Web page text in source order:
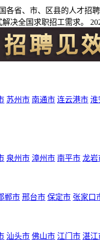
各省、市、区县的人才
决全国求职招工需求。
苏州市 南通市 连云港市 淮
泉州市 漳州市 南平市 龙岩
郸市 邢台市 保定市 张家口
汕头市 佛山市 江门市 湛江